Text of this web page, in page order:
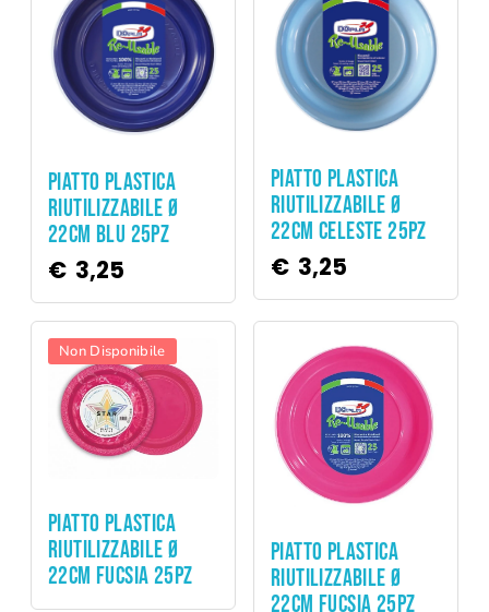
PIATTO PLASTICA
RIUTILIZZABILE Ø
22CM BLU 25PZ
€ 3,25
PIATTO PLASTICA
RIUTILIZZABILE Ø
22CM CELESTE 25PZ
€ 3,25
Non Disponibile
PIATTO PLASTICA
RIUTILIZZABILE Ø
22CM FUCSIA 25PZ
PIATTO PLASTICA
RIUTILIZZABILE Ø
22CM FUCSIA 25PZ